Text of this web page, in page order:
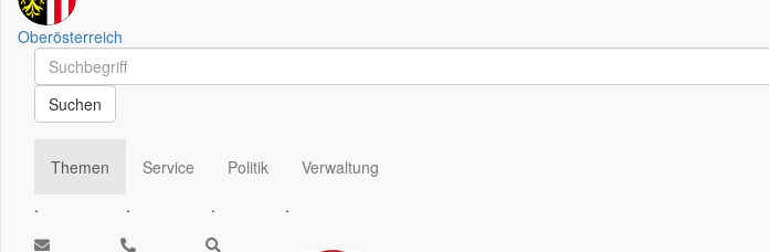
Oberösterreich
Schnellsuche
Schnellsuche
Suchen
Themen
.
Service
.
Politik
.
Verwaltung
.